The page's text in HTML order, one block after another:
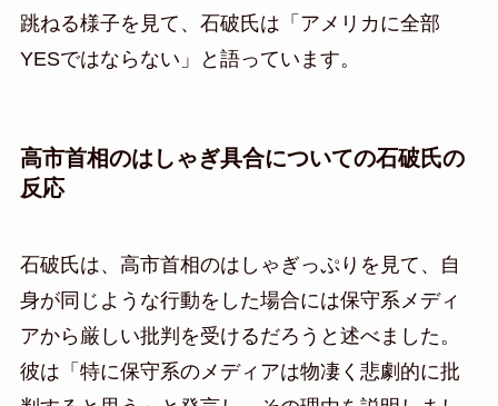
跳ねる様子を見て、石破氏は「アメリカに全部
YESではならない」と語っています。
高市首相のはしゃぎ具合についての石破氏の
反応
石破氏は、高市首相のはしゃぎっぷりを見て、自
身が同じような行動をした場合には保守系メディ
アから厳しい批判を受けるだろうと述べました。
彼は「特に保守系のメディアは物凄く悲劇的に批